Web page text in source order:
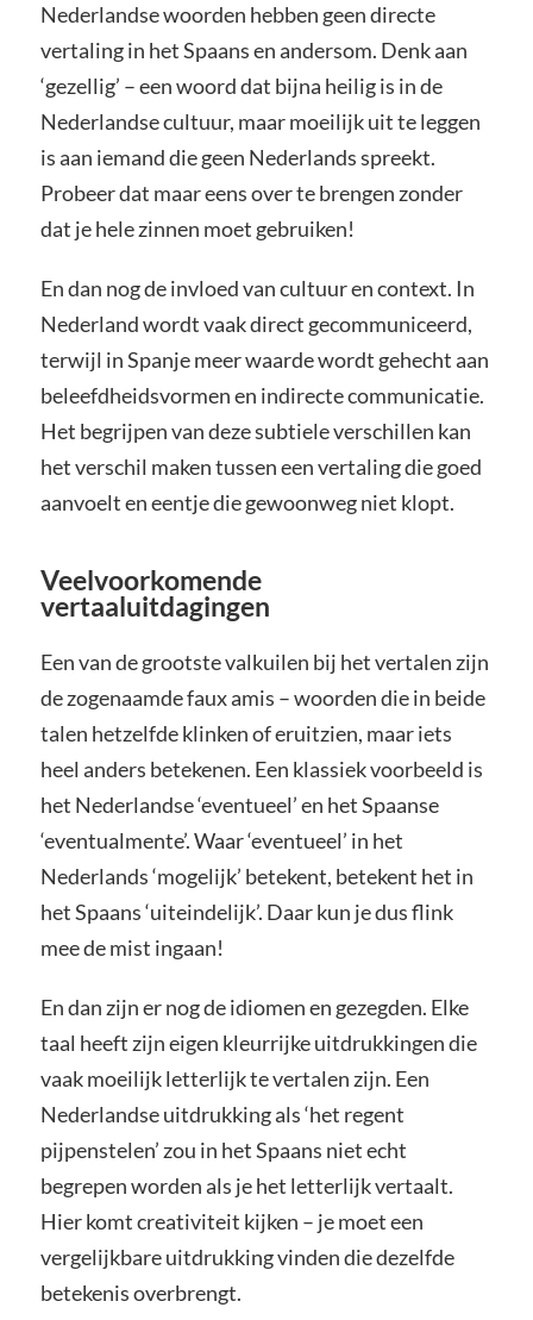
Nederlandse woorden hebben geen directe
vertaling in het Spaans en andersom. Denk aan
‘gezellig’ – een woord dat bijna heilig is in de
Nederlandse cultuur, maar moeilijk uit te leggen
is aan iemand die geen Nederlands spreekt.
Probeer dat maar eens over te brengen zonder
dat je hele zinnen moet gebruiken!
En dan nog de invloed van cultuur en context. In
Nederland wordt vaak direct gecommuniceerd,
terwijl in Spanje meer waarde wordt gehecht aan
beleefdheidsvormen en indirecte communicatie.
Het begrijpen van deze subtiele verschillen kan
het verschil maken tussen een vertaling die goed
aanvoelt en eentje die gewoonweg niet klopt.
Veelvoorkomende
vertaaluitdagingen
Een van de grootste valkuilen bij het vertalen zijn
de zogenaamde faux amis – woorden die in beide
talen hetzelfde klinken of eruitzien, maar iets
heel anders betekenen. Een klassiek voorbeeld is
het Nederlandse ‘eventueel’ en het Spaanse
‘eventualmente’. Waar ‘eventueel’ in het
Nederlands ‘mogelijk’ betekent, betekent het in
het Spaans ‘uiteindelijk’. Daar kun je dus flink
mee de mist ingaan!
En dan zijn er nog de idiomen en gezegden. Elke
taal heeft zijn eigen kleurrijke uitdrukkingen die
vaak moeilijk letterlijk te vertalen zijn. Een
Nederlandse uitdrukking als ‘het regent
pijpenstelen’ zou in het Spaans niet echt
begrepen worden als je het letterlijk vertaalt.
Hier komt creativiteit kijken – je moet een
vergelijkbare uitdrukking vinden die dezelfde
betekenis overbrengt.